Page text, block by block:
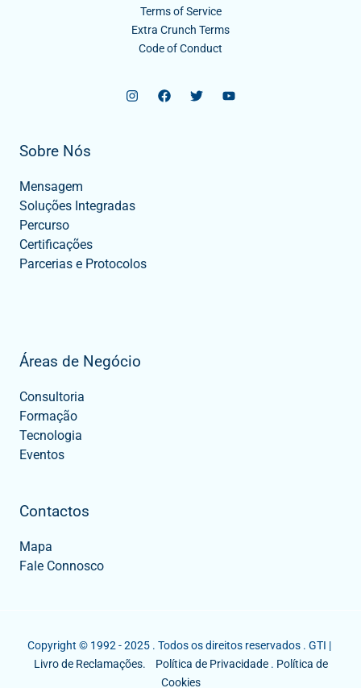
Terms of Service
Extra Crunch Terms
Code of Conduct
Sobre Nós
Mensagem
Soluções Integradas
Percurso
Certificações
Parcerias e Protocolos
Áreas de Negócio
Consultoria
Formação
Tecnologia
Eventos
Contactos
Mapa
Fale Connosco
Copyright © 1992 - 2025 . Todos os direitos reservados . GTI |
Livro de Reclamações.
Política de Privacidade. Política de
Cookies